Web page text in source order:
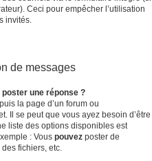
Ceci pour empêcher l’utilisation
invités.
de messages
une réponse ?
la page d’un forum ou
Il se peut que vous ayez besoin d’être
liste des options disponibles est
: Vous pouvez poster de
fichiers, etc.